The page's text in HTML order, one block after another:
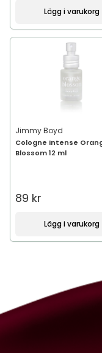
Lägg i varukorg
Jimmy Boyd
Cologne Intense
Blossom 12 ml
89 kr
Lägg i varukorg